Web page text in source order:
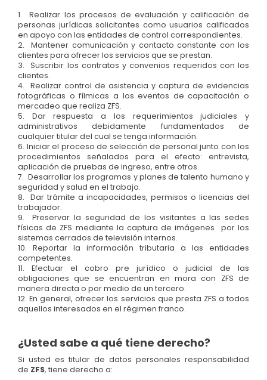
1. Realizar los procesos de evaluación y calificación de
personas jurídicas solicitantes como usuarios calificados
en apoyo con las entidades de control correspondientes.
2. Mantener comunicación y contacto constante con los
clientes para ofrecer los servicios que se prestan.
3. Suscribir los contratos y convenios requeridos con los
clientes.
4. Realizar control de asistencia y captura de evidencias
fotográficas o fílmicas a los eventos de capacitación o
mercadeo que realiza ZFS.
5. Dar respuesta a los requerimientos judiciales y
administrativos debidamente fundamentados de
cualquier titular del cual se tenga información.
6. Iniciar el proceso de selección de personal junto con los
procedimientos señalados para el efecto: entrevista,
aplicación de pruebas de ingreso, entre otros.
7. Desarrollar los programas y planes de talento humano y
seguridad y salud en el trabajo.
8. Dar trámite a incapacidades, permisos o licencias del
trabajador.
9. Preservar la seguridad de los visitantes a las sedes
físicas de ZFS mediante la captura de imágenes por los
sistemas cerrados de televisión internos.
10. Reportar la información tributaria a las entidades
competentes.
11. Efectuar el cobro pre jurídico o judicial de las
obligaciones que se encuentran en mora con ZFS de
manera directa o por medio de un tercero.
12. En general, ofrecer los servicios que presta ZFS a todos
aquellos interesados en el régimen franco.
¿Usted sabe a qué tiene derecho?
Si usted es titular de datos personales responsabilidad
de ZFS, tiene derecho a: